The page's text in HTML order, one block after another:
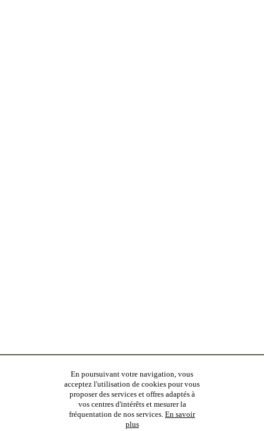
En poursuivant votre navigation, vous
acceptez l'utilisation de cookies pour vous
proposer des services et offres adaptés à
vos centres d'intérêts et mesurer la
fréquentation de nos services. En savoir
plus